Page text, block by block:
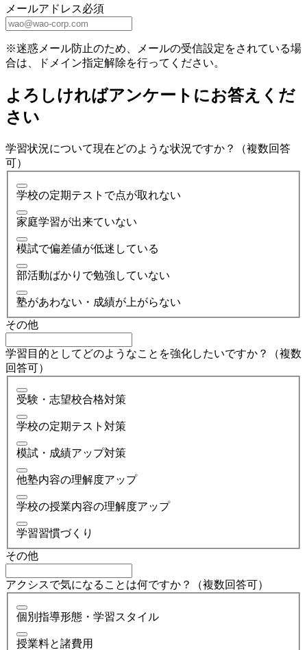
メールアドレス必須
※迷惑メール防止のため、メールの受信設定をされている場
合は、ドメイン指定解除を行ってください。
よろしければアンケートにお答えくだ
さい
学習状況について現在どのような状況ですか？（複数回答
可）
学校の定期テストで点が取れない
家庭学習が出来ていない
模試で偏差値が低迷している
部活動ばかりで勉強していない
塾があわない・成績が上がらない
その他
学習目的としてどのようなことを強化したいですか？（複数
回答可）
受験・志望校合格対策
学校の定期テスト対策
模試・成績アップ対策
他塾内容の理解度アップ
学校の授業内容の理解度アップ
学習習慣づくり
その他
アクシスで気になることは何ですか？（複数回答可）
個別指導形態・学習スタイル
授業料と諸費用